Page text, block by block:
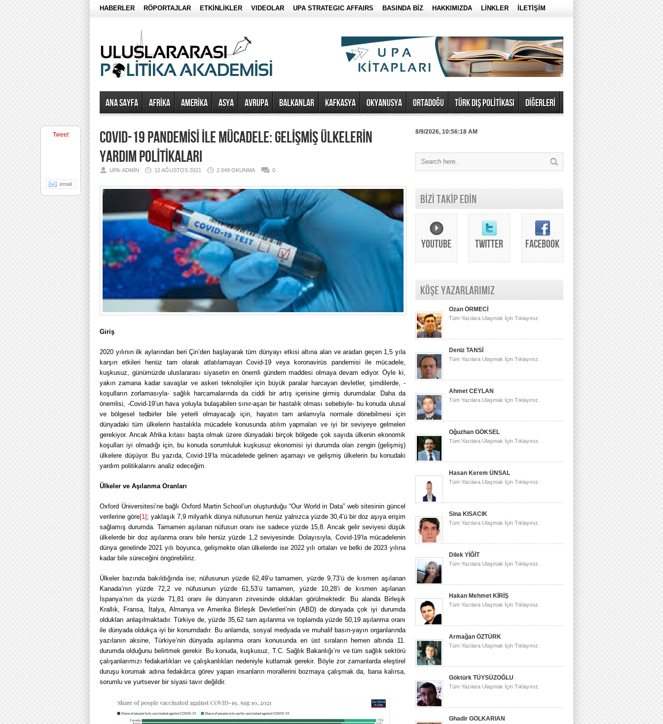
HABERLER RÖPORTAJLAR ETKİNLİKLER VIDEOLAR UPA STRATEGIC AFFAIRS BASINDA BİZ HAKKIMIZDA LİNKLER İLETİŞİM
Ana Sayfa AFRİKA AMERİKA ASYA AVRUPA BALKANLAR KAFKASYA OKYANUSYA ORTADOĞU TÜRK DIŞ POLİTİKASI DİĞERLERİ
COVID-19 PANDEMİSİ İLE MÜCADELE: GELİŞMİŞ ÜLKELERİN
YARDIM POLİTİKALARI
UPA-ADMIN 12 AĞUSTOS 2021 2.049 OKUNMA 0
Giriş
2020 yılının ilk aylarından beri Çin’den başlayarak tüm dünyayı etkisi altına alan ve aradan geçen 1,5 yıla
karşın etkileri henüz tam olarak atlatılamayan Covid-19 veya koronavirüs pandemisi ile mücadele,
kuşkusuz, günümüzde uluslararası siyasetin en önemli gündem maddesi olmaya devam ediyor. Öyle ki,
yakın zamana kadar savaşlar ve askeri teknolojiler için büyük paralar harcayan devletler, şimdilerde, -
koşulların zorlamasıyla- sağlık harcamalarında da ciddi bir artış içerisine girmiş durumdalar. Daha da
önemlisi, -Covid-19’un hava yoluyla bulaşabilen sınır-aşan bir hastalık olması sebebiyle- bu konuda ulusal
ve bölgesel tedbirler bile yeterli olmayacağı için, hayatın tam anlamıyla normale dönebilmesi için
dünyadaki tüm ülkelerin hastalıkla mücadele konusunda atılım yapmaları ve iyi bir seviyeye gelmeleri
gerekiyor. Ancak Afrika kıtası başta olmak üzere dünyadaki birçok bölgede çok sayıda ülkenin ekonomik
koşulları iyi olmadığı için, bu konuda sorumluluk kuşkusuz ekonomisi iyi durumda olan zengin (gelişmiş)
ülkelere düşüyor. Bu yazıda, Covid-19’la mücadelede gelinen aşamayı ve gelişmiş ülkelerin bu konudaki
yardım politikalarını analiz edeceğim.
Ülkeler ve Aşılanma Oranları
Oxford Üniversitesi’ne bağlı Oxford Martin School’un oluşturduğu “Our World in Data” web sitesinin güncel
verilerine göre[1] ; yaklaşık 7,9 milyarlık dünya nüfusunun henüz yalnızca yüzde 30,4’ü bir doz aşıya erişim
sağlamış durumda. Tamamen aşılanan nüfusun oranı ise sadece yüzde 15,8. Ancak gelir seviyesi düşük
ülkelerde bir doz aşılanma oranı bile henüz yüzde 1,2 seviyesinde. Dolayısıyla, Covid-19’la mücadelenin
dünya genelinde 2021 yılı boyunca, gelişmekte olan ülkelerde ise 2022 yılı ortaları ve belki de 2023 yılına
kadar bile süreceğini öngörebiliriz.
Ülkeler bazında bakıldığında ise; nüfusunun yüzde 62,49’u tamamen, yüzde 9,73’ü de kısmen aşılanan
Kanada’nın yüzde 72,2 ve nüfusunun yüzde 61,53’ü tamamen, yüzde 10,28’i de kısmen aşılanan
İspanya’nın da yüzde 71,81 oranı ile dünyanın zirvesinde oldukları görülmektedir. Bu alanda Birleşik
Krallık, Fransa, İtalya, Almanya ve Amerika Birleşik Devletleri’nin (ABD) de dünyada çok iyi durumda
oldukları anlaşılmaktadır. Türkiye de, yüzde 35,62 tam aşılanma ve toplamda yüzde 50,19 aşılanma oranı
ile dünyada oldukça iyi bir konumdadır. Bu anlamda, sosyal medyada ve muhalif basın-yayın organlarında
yazılanın aksine, Türkiye’nin dünyada aşılanma oranı konusunda en üst sıraların hemen altında 11.
durumda olduğunu belirtmek gerekir. Bu konuda, kuşkusuz, T.C. Sağlık Bakanlığı’nı ve tüm sağlık sektörü
çalışanlarımızı fedakarlıkları ve çalışkanlıkları nedeniyle kutlamak gerekir. Böyle zor zamanlarda eleştirel
duruşu korumak adına fedakârca görev yapan insanların morallerini bozmaya çalışmak da, bana kalırsa,
sorumlu ve yurtsever bir siyasi tavır değildir.
Tweet 8/9/2026, 10:56:18 AM
BİZİ TAKİP EDİN
YOUTUBE TWITTER FACEBOOK
KÖŞE YAZARLARIMIZ
Ozan ÖRMECİ
Tüm Yazılara Ulaşmak İçin Tıklayınız.
Deniz TANSİ
Tüm Yazılara Ulaşmak İçin Tıklayınız.
Ahmet CEYLAN
Tüm Yazılara Ulaşmak İçin Tıklayınız.
Oğuzhan GÖKSEL
Tüm Yazılara Ulaşmak İçin Tıklayınız.
Hasan Kerem ÜNSAL
Tüm Yazılara Ulaşmak İçin Tıklayınız.
Sina KISACIK
Tüm Yazılara Ulaşmak İçin Tıklayınız.
Dilek YİĞİT
Tüm Yazılara Ulaşmak İçin Tıklayınız.
Hakan Mehmet KİRİŞ
Tüm Yazılara Ulaşmak İçin Tıklayınız.
Armağan ÖZTÜRK
Tüm Yazılara Ulaşmak İçin Tıklayınız.
Göktürk TÜYSÜZOĞLU
Tüm Yazılara Ulaşmak İçin Tıklayınız.
Ghadir GOLKARIAN